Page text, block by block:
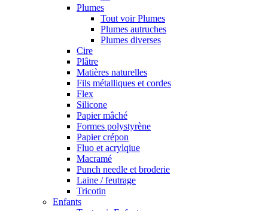
Plumes
Tout voir Plumes
Plumes autruches
Plumes diverses
Cire
Plâtre
Matières naturelles
Fils métalliques et cordes
Flex
Silicone
Papier mâché
Formes polystyrène
Papier crépon
Fluo et acrylqiue
Macramé
Punch needle et broderie
Laine / feutrage
Tricotin
Enfants